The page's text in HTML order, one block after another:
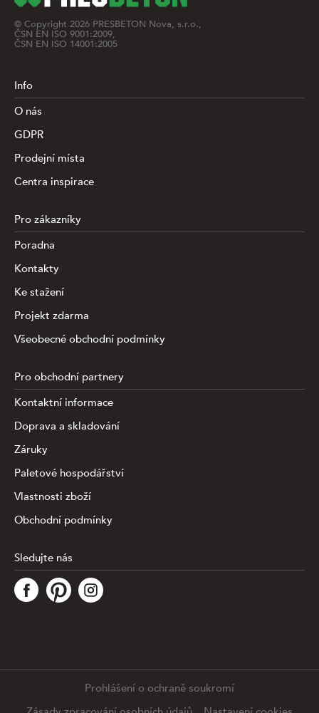
Tato stránka využívá soubory cookies ke shromažďování a
analýze informací o výkonu a používání webu, zajištění
fungování funkcí ze sociálních médií a ke zlepšení a
Souhlasím se všemi cookies
© Copyright 2026 PRESBETON Nova, s.r.o.,
ČSN EN ISO 9001:2009,
ČSN EN ISO 14001:2005
Info
O nás
GDPR
Prodejní místa
Centra inspirace
Pro zákazníky
Poradna
Kontakty
Ke stažení
Projekt zdarma
Všeobecné obchodní podmínky
Pro obchodní partnery
Kontaktní informace
Doprava a skladování
Záruky
Paletové hospodářství
Vlastnosti zboží
Obchodní podmínky
Sledujte nás
Prohlášení o ochraně soukromí